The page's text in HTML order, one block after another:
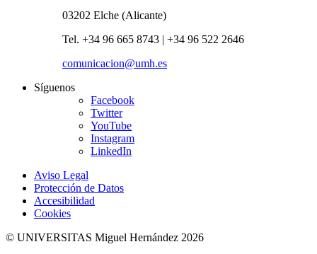
03202 Elche (Alicante)
Tel. +34 96 665 8743 | +34 96 522 2646
comunicacion@umh.es
Síguenos
Facebook
Twitter
YouTube
Instagram
LinkedIn
Aviso Legal
Protección de Datos
Accesibilidad
Cookies
© UNIVERSITAS Miguel Hernández 2026